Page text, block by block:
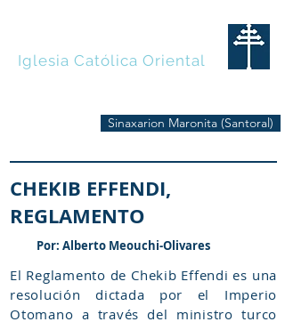
Iglesia Católica Oriental
Sinaxarion Maronita (Santoral)
CHEKIB EFFENDI,
REGLAMENTO
Por: Alberto Meouchi-Olivares
El Reglamento de Chekib Effendi es una
resolución dictada por el Imperio
Otomano a través del ministro turco